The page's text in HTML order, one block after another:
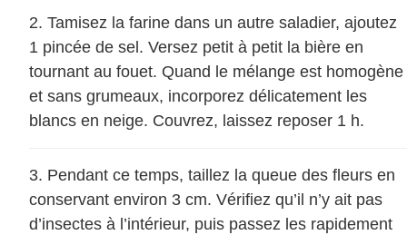
Tamisez la farine dans un autre saladier, ajoutez
1 pincée de sel. Versez petit à petit la bière en
tournant au fouet. Quand le mélange est homogène
et sans grumeaux, incorporez délicatement les
blancs en neige. Couvrez, laissez reposer 1 h.
Pendant ce temps, taillez la queue des fleurs en
conservant environ 3 cm. Vérifiez qu’il n’y ait pas
d’insectes à l’intérieur, puis passez les rapidement